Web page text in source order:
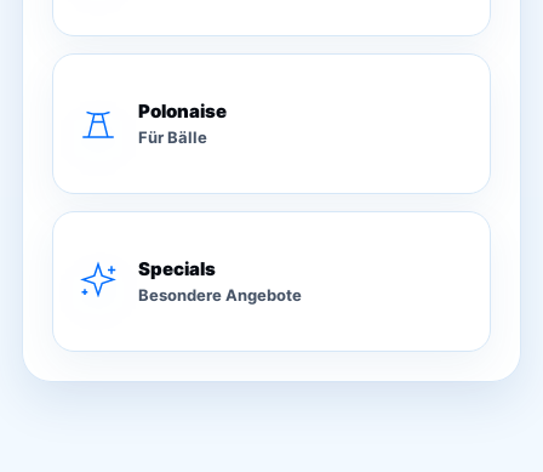
Polonaise
Für Bälle
Specials
Besondere Angebote